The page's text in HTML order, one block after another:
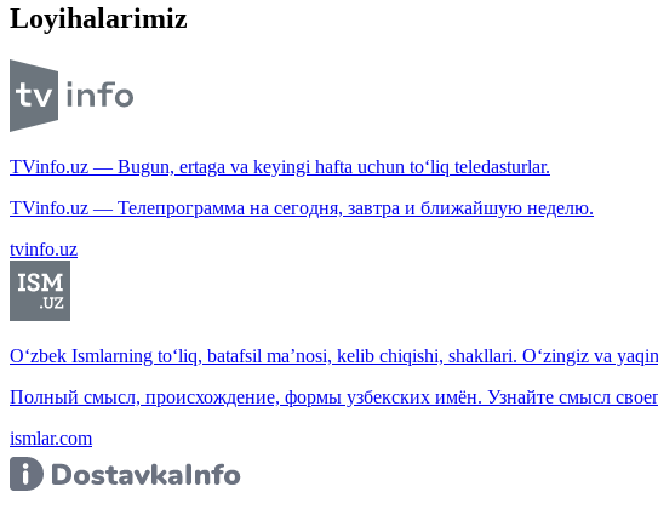
Loyihalarimiz
TVinfo.uz — Bugun, ertaga va keyingi hafta uchun to‘liq teledasturlar.
TVinfo.uz — Телепрограмма на сегодня, завтра и ближайшую неделю.
tvinfo.uz
O‘zbek Ismlarning to‘liq, batafsil ma’nosi, kelib chiqishi, shakllari. O‘zingiz va
Полный смысл, происхождение, формы узбекских имён. Узнайте смысл
ismlar.com